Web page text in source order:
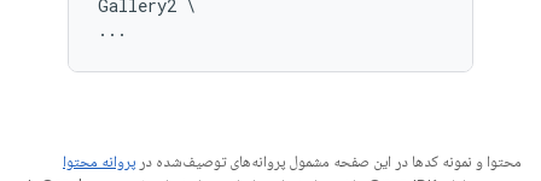
Gallery2 \
محتوا و نمونه کدها در این صفحه مشمول پروانه‌های توصیف‌شده در پروانه محتوا